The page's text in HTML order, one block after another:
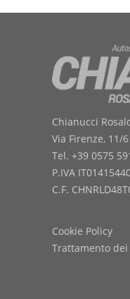
Chianucci
Via Firenze, 11/
Tel. +39 0575
P.IVA
C.F.
Cookie Policy
Trattamento